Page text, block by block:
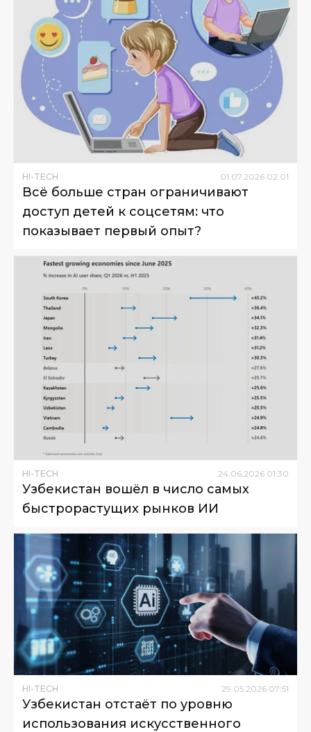
HI-TECH 01 07 2026 02:01
Всё больше стран ограничивают
доступ детей к соцсетям: что
показывает первый опыт?
HI-TECH 24 06 2026 01:30
Узбекистан вошёл в число самых
быстрорастущих рынков ИИ
HI-TECH 29 05 2026 07:51
Узбекистан отстаёт по уровню
использования искусственного